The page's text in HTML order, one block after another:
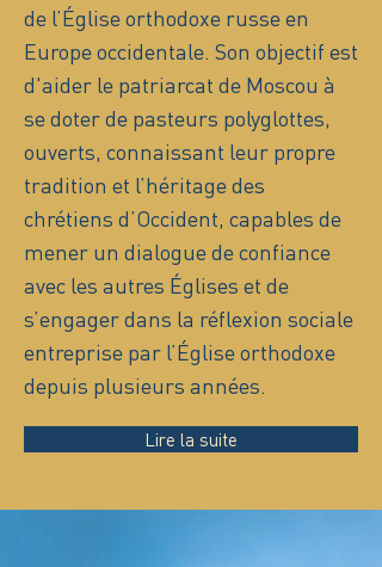
de l’Église orthodoxe russe en
Europe occidentale. Son objectif est
d'aider le patriarcat de Moscou à
se doter de pasteurs polyglottes,
ouverts, connaissant leur propre
tradition et l’héritage des
chrétiens d’Occident, capables de
mener un dialogue de confiance
avec les autres Églises et de
s’engager dans la réflexion sociale
entreprise par l’Église orthodoxe
depuis plusieurs années.
Lire la suite